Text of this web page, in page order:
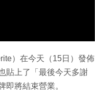
）在今天（15日）發佈
貼上了「最後今天多謝
將結束營業。